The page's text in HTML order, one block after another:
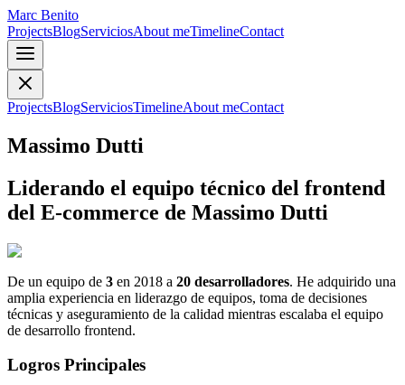
Marc Benito
ProjectsBlogServiciosAbout meTimelineContact
ProjectsBlogServiciosTimelineAbout meContact
Massimo Dutti
Liderando el equipo técnico del frontend
del E-commerce de Massimo Dutti
De un equipo de 3 en 2018 a 20 desarrolladores. He adquirido una
amplia experiencia en liderazgo de equipos, toma de decisiones
técnicas y aseguramiento de la calidad mientras escalaba el equipo
de desarrollo frontend.
Logros Principales